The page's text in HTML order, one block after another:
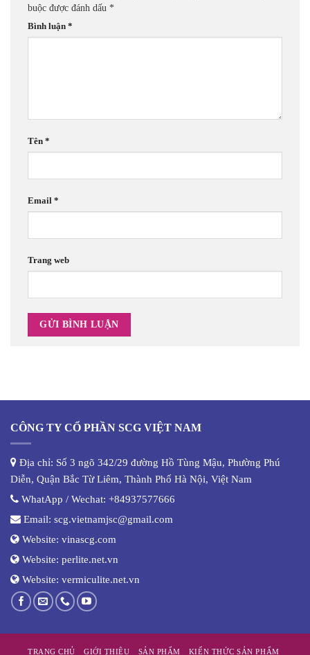
buộc được đánh dấu *
Bình luận *
Tên *
Email *
Trang web
CÔNG TY CỔ PHẦN SCG VIỆT NAM
Địa chỉ: Số 3 ngõ 342/29 đường Hồ Tùng Mậu, Phường Phú
Diễn, Quận Bắc Từ Liêm, Thành Phố Hà Nội, Việt Nam
WhatApp / Wechat: +84937577666
Email: scg.vietnamjsc@gmail.com
Website: vinascg.com
Website: perlite.net.vn
Website: vermiculite.net.vn
TRANG CHỦ GIỚI THIỆU SẢN PHẨM KIẾN THỨC SẢN PHẨM